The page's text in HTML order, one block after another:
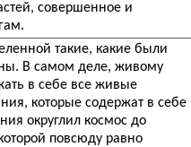
совершенное и
такие, какие были
В самом деле, живому
в себе все живые
которые содержат в себе
округлил космос до
повсюду равно